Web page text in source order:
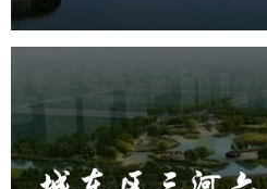
城东区三河